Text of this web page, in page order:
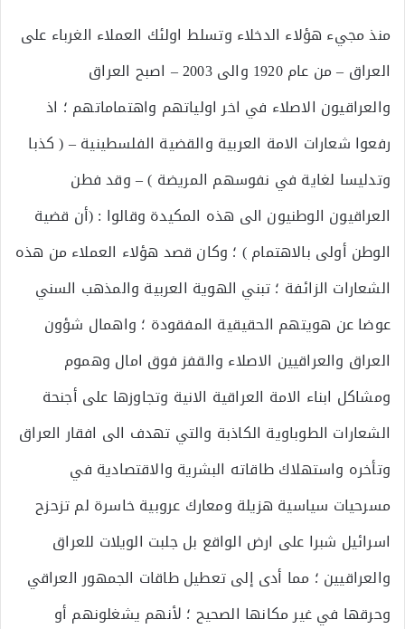
منذ مجيء هؤلاء الدخلاء وتسلط اولئك العملاء الغرباء على
العراق – من عام 1920 والى 2003 – اصبح العراق
والعراقيون الاصلاء في اخر اولياتهم واهتماماتهم ؛ اذ
رفعوا شعارات الامة العربية والقضية الفلسطينية – ( كذبا
وتدليسا لغاية في نفوسهم المريضة ) – وقد فطن
العراقيون الوطنيون الى هذه المكيدة وقالوا : (أن قضية
الوطن أولى بالاهتمام ) ؛ وكان قصد هؤلاء العملاء من هذه
الشعارات الزائفة ؛ تبني الهوية العربية والمذهب السني
عوضا عن هويتهم الحقيقية المفقودة ؛ واهمال شؤون
العراق والعراقيين الاصلاء والقفز فوق امال وهموم
ومشاكل ابناء الامة العراقية الانية وتجاوزها على أجنحة
الشعارات الطوباوية الكاذبة والتي تهدف الى افقار العراق
وتأخره واستهلاك طاقاته البشرية والاقتصادية في
مسرحيات سياسية هزيلة ومعارك عروبية خاسرة لم تزحزح
اسرائيل شبرا على ارض الواقع بل جلبت الويلات للعراق
والعراقيين ؛ مما أدى إلى تعطيل طاقات الجمهور العراقي
وحرقها في غير مكانها الصحيح ؛ لأنهم يشغلونهم أو